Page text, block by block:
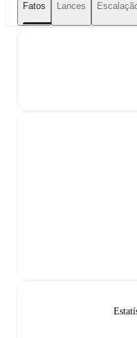
Fatos Lances